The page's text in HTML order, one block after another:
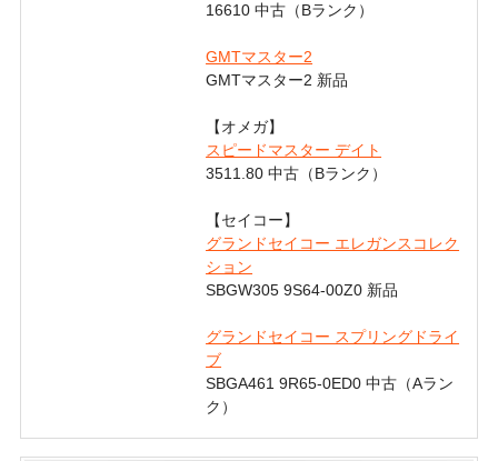
16610 中古（Bランク）
GMTマスター2
GMTマスター2 新品
【オメガ】
スピードマスター デイト
3511.80 中古（Bランク）
【セイコー】
グランドセイコー エレガンスコレク
ション
SBGW305 9S64-00Z0 新品
グランドセイコー スプリングドライ
ブ
SBGA461 9R65-0ED0 中古（Aラン
ク）